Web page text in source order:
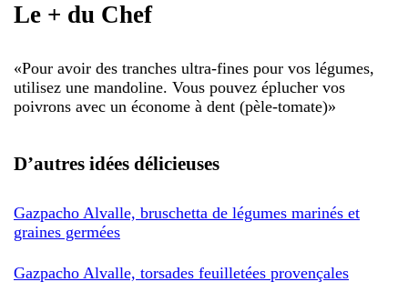
Le + du Chef
«Pour avoir des tranches ultra-fines pour vos légumes,
utilisez une mandoline. Vous pouvez éplucher vos
poivrons avec un économe à dent (pèle-tomate)»
D’autres idées délicieuses
Gazpacho Alvalle, bruschetta de légumes marinés et
graines germées
Gazpacho Alvalle, torsades feuilletées provençales